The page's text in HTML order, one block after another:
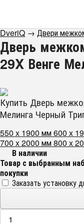
DveriQ → Двери
Дверь
29X Венге
Купить Дверь
Мелинга Черный
550 x 1900 мм600 x
700 x 2000 мм800 x
В наличии
Товар с выбранным
покупки
Заказать установку